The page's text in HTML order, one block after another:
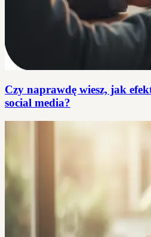
Czy naprawdę wiesz, jak
social media?